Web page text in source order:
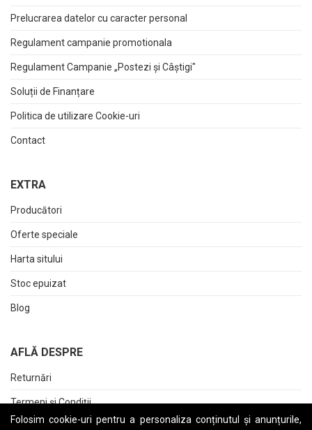
Folosim cookie-uri pentru a personaliza conținutul și anunțurile,
Prelucrarea datelor cu caracter personal
Regulament campanie promotionala
Regulament Campanie „Postezi și Câștigi"
Soluții de Finanțare
Politica de utilizare Cookie-uri
Contact
EXTRA
Producători
Oferte speciale
Harta sitului
Stoc epuizat
Blog
AFLĂ DESPRE
Returnări
Termeni și Condiții
Raport date personale